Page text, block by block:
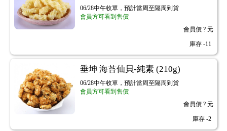
06/28中午收單，預計當周至隔周到貨
會員方可看到售價
會員價? 元
庫存 -11
垂坤 海苔仙貝-純素 (210g)
06/28中午收單，預計當周至隔周到貨
會員方可看到售價
會員價? 元
庫存 -2